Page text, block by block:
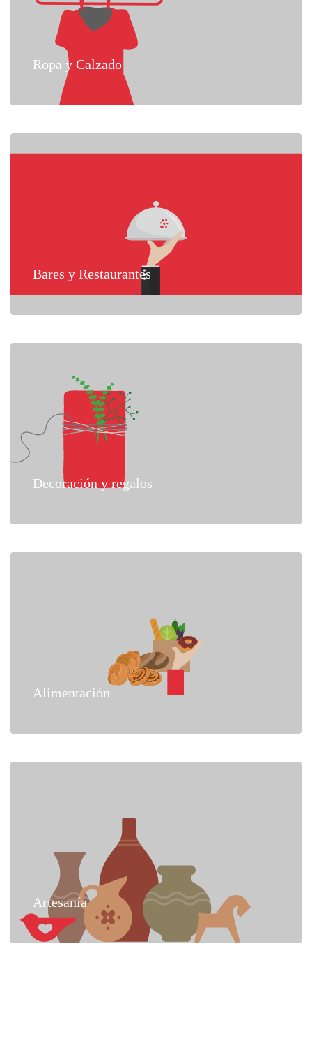
Ropa y Calzado
Bares y Restaurantes
Decoración y regalos
Alimentación
Artesanía